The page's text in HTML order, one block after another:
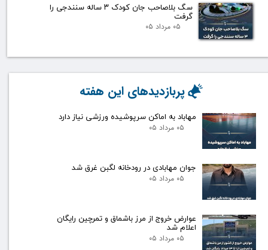
سگ بلاصاحب جان کودک ۳ ساله سنندجی را
گرفت
۰۵ مرداد ۰۵
مهاباد به اماکن سرپوشیده ورزشی نیاز دارد
۰۵ مرداد ۰۵
جوان مهابادی در رودخانه لگبن غرق شد
۰۵ مرداد ۰۵
عوارض خروج از مرز باشماق و تمرچین رایگان
اعلام شد
۰۵ مرداد ۰۵
پربازدیدهای این هفته